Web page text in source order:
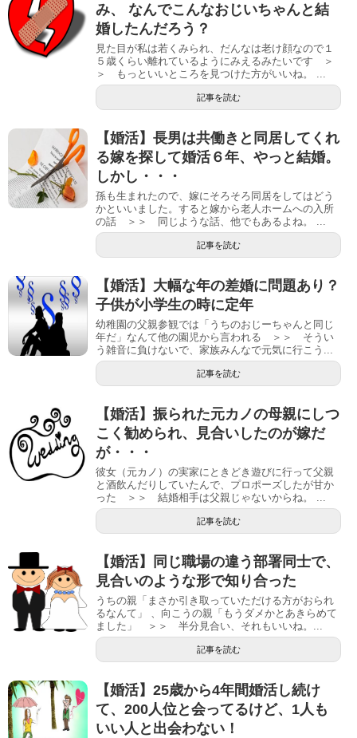
み、 なんでこんなおじいちゃんと結
婚したんだろう？
見た目が私は若くみられ、だんなは老け顔なので１
５歳くらい離れているようにみえるみたいです ＞
＞ もっといいところを見つけた方がいいね。 ...
記事を読む
【婚活】長男は共働きと同居してくれ
る嫁を探して婚活６年、やっと結婚。
しかし・・・
孫も生まれたので、嫁にそろそろ同居をしてはどう
かといいました。すると嫁から老人ホームへの入所
の話 ＞＞ 同じような話、他でもあるよね。 ...
記事を読む
【婚活】大幅な年の差婚に問題あり？
子供が小学生の時に定年
幼稚園の父親参観では「うちのおじーちゃんと同じ
年だ」なんて他の園児から言われる ＞＞ そうい
う雑音に負けないで、家族みんなで元気に行こう...
記事を読む
【婚活】振られた元カノの母親にしつ
こく勧められ、見合いしたのが嫁だ
が・・・
彼女（元カノ）の実家にときどき遊びに行って父親
と酒飲んだりしていたんで、プロポーズしたが甘か
った ＞＞ 結婚相手は父親じゃないからね。 ...
記事を読む
【婚活】同じ職場の違う部署同士で、
見合いのような形で知り合った
うちの親「まさか引き取っていただける方がおられ
るなんて」 、向こうの親「もうダメかとあきらめて
ました」 ＞＞ 半分見合い、それもいいね。...
記事を読む
【婚活】25歳から4年間婚活し続け
て、200人位と会ってるけど、1人も
いい人と出会わない！